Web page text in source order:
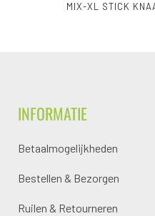
MIX-XL STICK
INFORMATIE
Betaalmogelijkheden
Bestellen & Bezorgen
Ruilen & Retourneren